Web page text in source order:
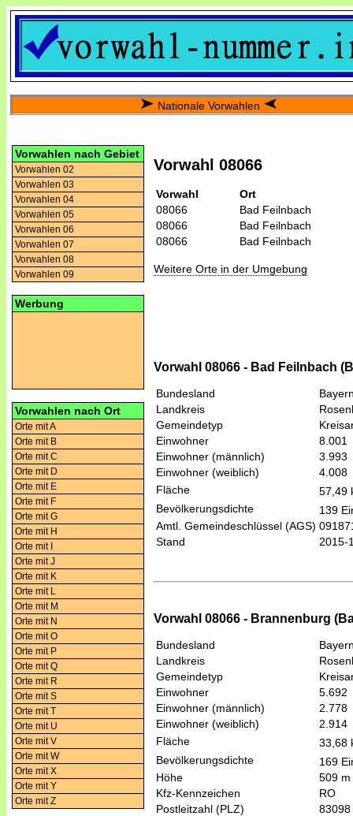
Nationale Vorwahlen
Vorwahlen nach Gebiet
Vorwahlen 02
Vorwahlen 03
Vorwahlen 04
Vorwahlen 05
Vorwahlen 06
Vorwahlen 07
Vorwahlen 08
Vorwahlen 09
Werbung
Vorwahlen nach Ort
Orte mit A
Orte mit B
Orte mit C
Orte mit D
Orte mit E
Orte mit F
Orte mit G
Orte mit H
Orte mit I
Orte mit J
Orte mit K
Orte mit L
Orte mit M
Orte mit N
Orte mit O
Orte mit P
Orte mit Q
Orte mit R
Orte mit S
Orte mit T
Orte mit U
Orte mit V
Orte mit W
Orte mit X
Orte mit Y
Orte mit Z
Vorwahl 08066
Vorwahl
Ort
08066
Bad Feilnbach
08066
Bad Feilnbach
08066
Bad Feilnbach
Weitere Orte in der Umgebung
Vorwahl 08066 - Bad Feilnbach
Bundesland
Landkreis
Gemeindetyp
Einwohner
8.001
Einwohner (männlich)
3.993
Einwohner (weiblich)
4.008
Fläche
57,49
Bevölkerungsdichte
139
Amtl. Gemeindeschlüssel (AGS)
Stand
2015-
Vorwahl 08066 - Brannenburg
Bundesland
Landkreis
Gemeindetyp
Einwohner
5.692
Einwohner (männlich)
2.778
Einwohner (weiblich)
2.914
Fläche
33,68
Bevölkerungsdichte
169
Höhe
509 m
Kfz-Kennzeichen
RO
Postleitzahl (PLZ)
83098